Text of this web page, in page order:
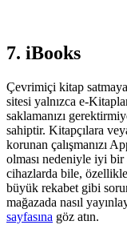
7. iBooks
Çevrimiçi kitap
sitesi yalnızca e-
saklamanızı
sahiptir. Kitapçılara
korunan çalışmanızı
olması nedeniyle iyi
cihazlarda bile,
büyük rekabet gibi
mağazada nasıl
sayfasına göz atın.